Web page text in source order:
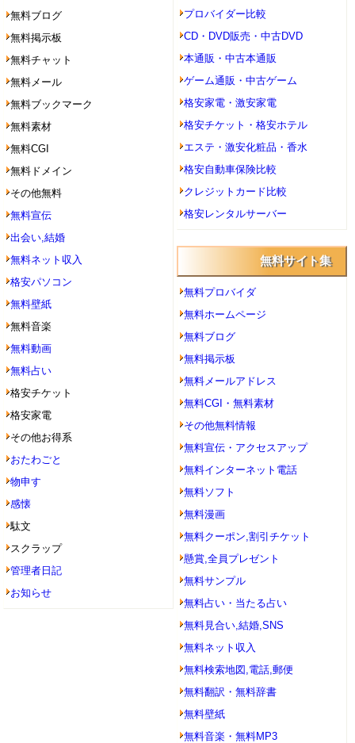
無料ブログ
無料掲示板
無料チャット
無料メール
無料ブックマーク
無料素材
無料CGI
無料ドメイン
その他無料
無料宣伝
出会い,結婚
無料ネット収入
格安パソコン
無料壁紙
無料音楽
無料動画
無料占い
格安チケット
格安家電
その他お得系
おたわごと
物申す
感懐
駄文
スクラップ
管理者日記
お知らせ
プロバイダー比較
CD・DVD販売・中古DVD
本通販・中古本通販
ゲーム通販・中古ゲーム
格安家電・激安家電
格安チケット・格安ホテル
エステ・激安化粧品・香水
格安自動車保険比較
クレジットカード比較
格安レンタルサーバー
無料サイト集
無料プロバイダ
無料ホームページ
無料ブログ
無料掲示板
無料メールアドレス
無料CGI・無料素材
その他無料情報
無料宣伝・アクセスアップ
無料インターネット電話
無料ソフト
無料漫画
無料クーポン,割引チケット
懸賞,全員プレゼント
無料サンプル
無料占い・当たる占い
無料見合い,結婚,SNS
無料ネット収入
無料検索地図,電話,郵便
無料翻訳・無料辞書
無料壁紙
無料音楽・無料MP3